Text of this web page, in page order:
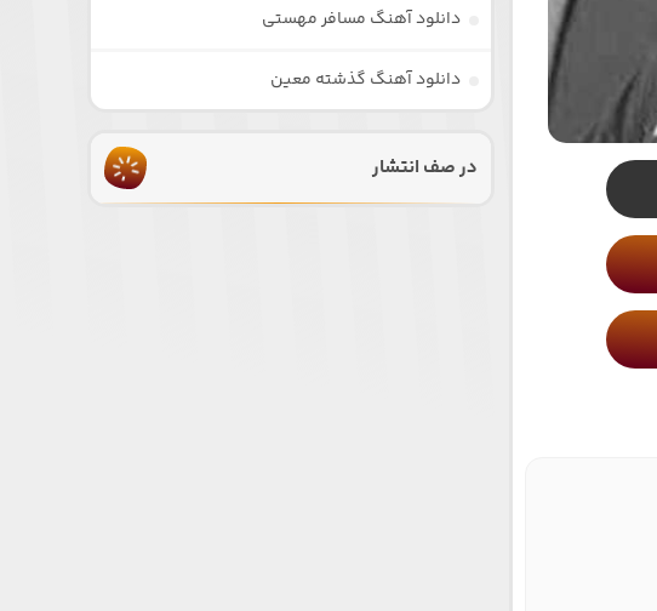
دانلود آهنگ مسافر مهستی
دانلود آهنگ گذشته معین
در صف انتشار